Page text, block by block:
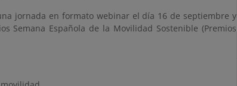
jornada en formato webinar el día 16 de septiembre y
Semana Española de la Movilidad Sostenible (Premios